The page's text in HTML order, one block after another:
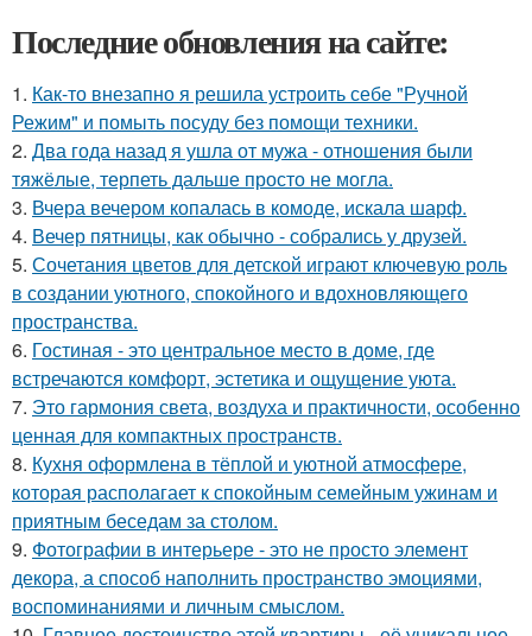
Последние обновления на сайте:
1. Как-то внезапно я решила устроить себе "Ручной
Режим" и помыть посуду без помощи техники.
2. Два года назад я ушла от мужа - отношения были
тяжёлые, терпеть дальше просто не могла.
3. Вчера вечером копалась в комоде, искала шарф.
4. Вечер пятницы, как обычно - собрались у друзей.
5. Сочетания цветов для детской играют ключевую роль
в создании уютного, спокойного и вдохновляющего
пространства.
6. Гостиная - это центральное место в доме, где
встречаются комфорт, эстетика и ощущение уюта.
7. Это гармония света, воздуха и практичности, особенно
ценная для компактных пространств.
8. Кухня оформлена в тёплой и уютной атмосфере,
которая располагает к спокойным семейным ужинам и
приятным беседам за столом.
9. Фотографии в интерьере - это не просто элемент
декора, а способ наполнить пространство эмоциями,
воспоминаниями и личным смыслом.